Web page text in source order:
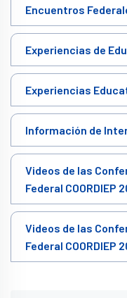
Encuentros
Experiencias de
Experiencias
Información de
Videos de las
Federal COORDIEP
Videos de las
Federal COORDIEP